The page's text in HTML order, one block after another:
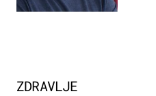
ZDRAVLJE